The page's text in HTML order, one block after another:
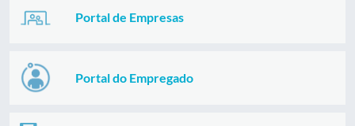
Portal de Empresas
Portal do Empregado